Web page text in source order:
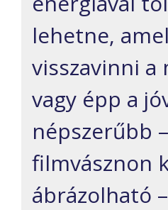
lehetne,
visszavinni a
vagy épp a
népszerűbb
filmvásznon
ábrázolható –